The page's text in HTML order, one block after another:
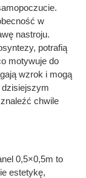
w
nastroju.
potrafią
motywuje do
wzrok i mogą
dzisiejszym
chwile
0,5×0,5m to
estetykę,